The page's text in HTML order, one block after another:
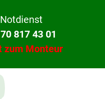
817 43 01
zum Monteur